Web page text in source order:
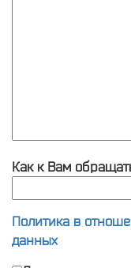
Как к Вам
Политика в
данных